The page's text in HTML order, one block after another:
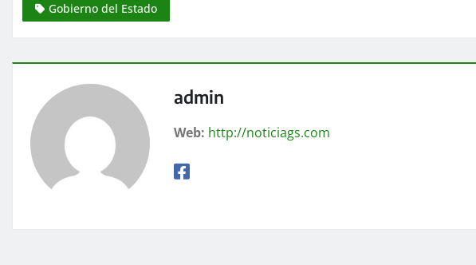
Gobierno del Estado
admin
Web: http://noticiags.com